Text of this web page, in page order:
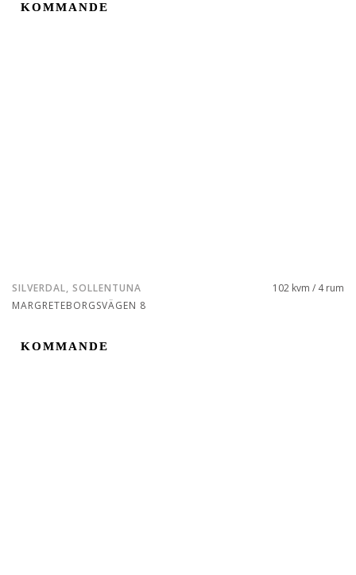
KOMMANDE
KOMMANDE
SILVERDAL, SOLLENTUNA
MARGRETEBORGSVÄGEN 8
102 kvm / 4 rum
KOMMANDE
KOMMANDE